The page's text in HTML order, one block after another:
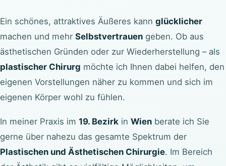
Ein schönes, attraktives Äußeres kann glücklicher
machen und mehr Selbstvertrauen geben. Ob aus
ästhetischen Gründen oder zur Wiederherstellung – als
plastischer Chirurg möchte ich Ihnen dabei helfen, den
eigenen Vorstellungen näher zu kommen und sich im
eigenen Körper wohl zu fühlen.
In meiner Praxis im 19. Bezirk in Wien berate ich Sie
gerne über nahezu das gesamte Spektrum der
Plastischen und Ästhetischen Chirurgie. Im Bereich